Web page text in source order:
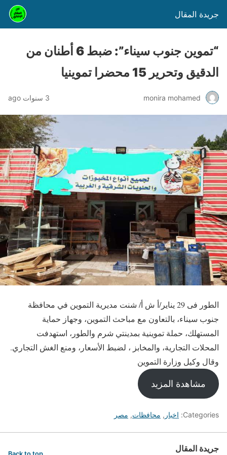
جريدة المقال
“تموين جنوب سيناء”: ضبط 6 أطنان من
الدقيق وتحرير 15 محضرا تموينيا
monira mohamed 3 سنوات ago
الطور فى 29 يناير/أ ش أ/ شنت مديرية التموين في محافظة
جنوب سيناء، بالتعاون مع مباحث التموين، وجهاز حماية
المستهلك، حملة تموينية بمدينتي شرم والطور، استهدفت
المحلات التجارية، والمخابز ، لضبط الأسعار، ومنع الغش التجاري.
وقال وكيل وزارة التموين
مشاهدة المزيد
Categories: اخبار , محافظات, مصر
جريدة المقال